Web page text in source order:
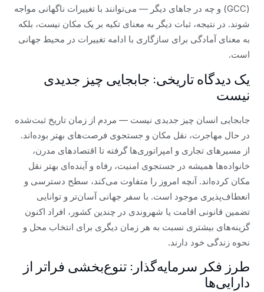
(GCC) و چه در جاهای دیگر — می‌توانند با تغییرات ناگهانی مواجه
شوند. در نتیجه، ثبات دیگر به معنای تکیه بر یک مکان نیست، بلکه
به معنای آمادگی برای سازگاری با ادامه تغییرات در محیط جهانی
است.
یک دیدگاه تاریخی: جابجایی چیز جدیدی
نیست
جابجایی انسان چیز جدیدی نیست — مردم از زمان تاریخ ثبت‌شده
در حال مهاجرت، نقل مکان و جستجوی فرصت‌های بهتر بوده‌اند.
از مسیرهای تجاری و امپراتوری‌ها گرفته تا اقتصادهای مدرن،
خانواده‌ها همیشه در جستجوی امنیت، رفاه و آینده‌ای بهتر نقل
مکان کرده‌اند. آنچه امروز را متفاوت می‌کند، سطح دسترسی و
انعطاف‌پذیری موجود است. با سفر جهانی آسان‌تر و توانایی
تضمین قانونی اقامت یا شهروندی در چندین کشور، افراد اکنون
گزینه‌های بیشتری نسبت به هر زمان دیگری برای انتخاب محل و
نحوه زندگی خود دارند.
طرز فکر سرمایه‌گذار: تنوع‌بخشی فراتر از
دارایی‌ها